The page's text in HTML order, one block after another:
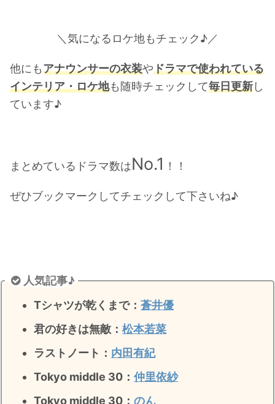
・女子アナ衣装
・バラエティ番組衣裳
＼ 気になるロケ地もチェック♪／
他にもアナウンサーの衣装やドラマで使われている
インテリア・ロケ地も随時チェックして毎日更新し
ています♪
まとめているドラマ数はNo.1 ！！
ぜひブックマーク してチェックして下さいね♪
人気記事♪
Tシャツが乾くまで： 蒼井優
君の好きは無敵 ： 松本若菜
ラストノート ： 内田有紀
Tokyo middle 30： 仲里依紗
Tokyo middle 30： のん